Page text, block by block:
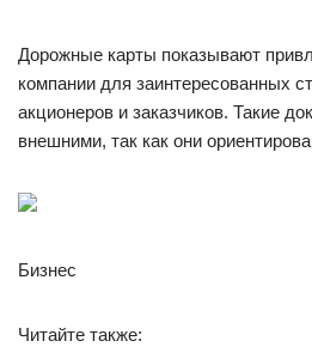
Дорожные карты показывают
компании для заинтересованных
акционеров и заказчиков. Такие
внешними, так как они
Бизнес
Читайте также: